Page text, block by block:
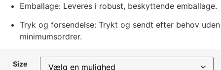
Emballage: Leveres i robust, beskyttende emballage.
Tryk og forsendelse: Trykt og sendt efter behov uden
minimumsordrer.
Size